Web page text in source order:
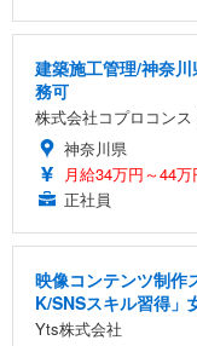
建築施工管理/神奈
務可
株式会社コプロコン
神奈川県
月給34万円～44万
正社員
映像コンテンツ制作
K/SNSスキル習得」
Yts株式会社